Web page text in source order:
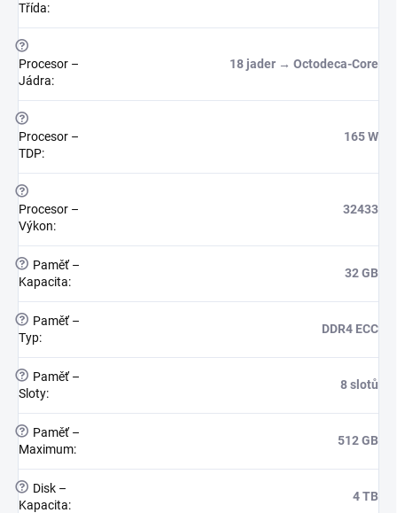
Třída:
?
Procesor –
Jádra:
18 jader → Octodeca-Core
?
Procesor –
TDP:
165 W
?
Procesor –
Výkon:
32433
?
Paměť –
Kapacita:
32 GB
?
Paměť –
Typ:
DDR4 ECC
?
Paměť –
Sloty:
8 slotů
?
Paměť –
Maximum:
512 GB
?
Disk –
Kapacita:
4 TB